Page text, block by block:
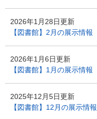
2026年1月28日更新
【図書館】2月の展示情報
2026年1月6日更新
【図書館】1月の展示情報
2025年12月5日更新
【図書館】12月の展示情報